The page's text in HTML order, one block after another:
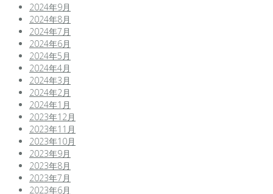
2024年9月
2024年8月
2024年7月
2024年6月
2024年5月
2024年4月
2024年3月
2024年2月
2024年1月
2023年12月
2023年11月
2023年10月
2023年9月
2023年8月
2023年7月
2023年6月